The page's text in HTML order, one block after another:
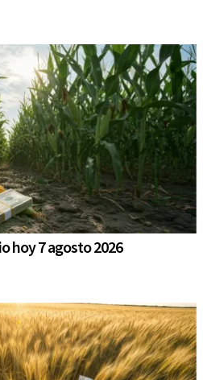
hoy 7 agosto 2026